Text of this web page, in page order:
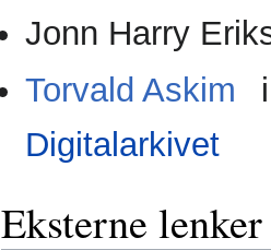
Jonn Harry
Torvald Askim
Digitalarkivet
Eksterne lenker